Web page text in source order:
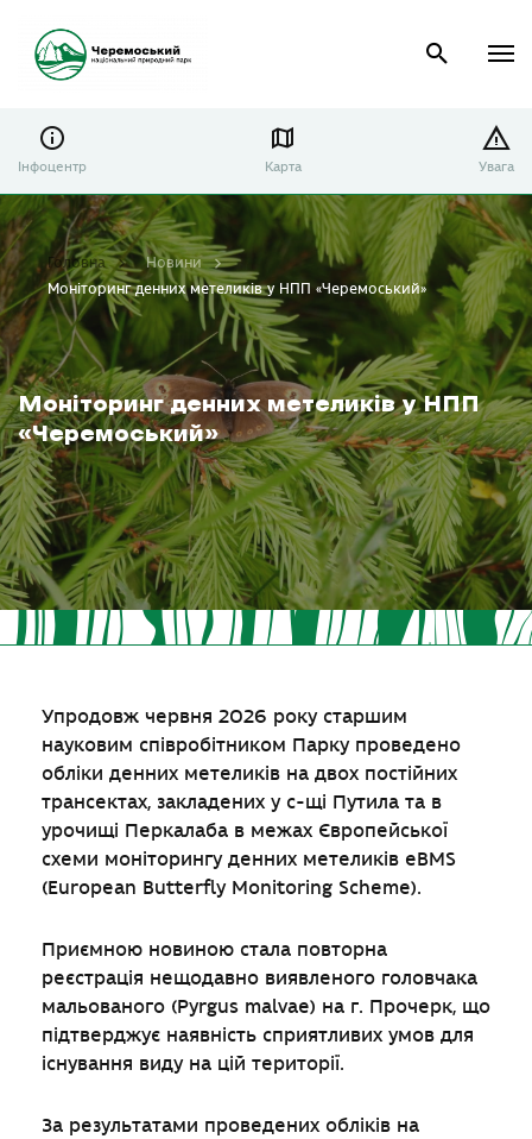
Інфоцентр Карта Увага
Моніторинг денних метеликів у НПП
«Черемоський»
Головна
Новини
Моніторинг денних метеликів у НПП «Черемоський»
Упродовж червня 2026 року старшим
науковим співробітником Парку проведено
обліки денних метеликів на двох постійних
трансектах, закладених у с-щі Путила та в
урочищі Перкалаба в межах Європейської
схеми моніторингу денних метеликів eBMS
(European Butterfly Monitoring Scheme).
Приємною новиною стала повторна
реєстрація нещодавно виявленого головчака
мальованого (Pyrgus malvae) на г. Прочерк, що
підтверджує наявність сприятливих умов для
існування виду на цій території.
За результатами проведених обліків на